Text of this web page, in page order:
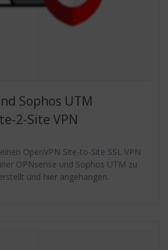
Sophos UTM
2-Site VPN
OpenVPN Site-to-Site SSL VPN
OPNsense und Sophos UTM zu
und hier angehangen.